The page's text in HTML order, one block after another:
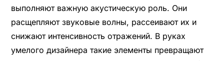
выполняют важную акустическую роль. Они
расщепляют звуковые волны, рассеивают их и
снижают интенсивность отражений. В руках
умелого дизайнера такие элементы превращают